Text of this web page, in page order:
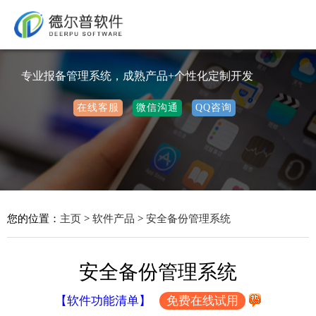
专业报备管理系统，成熟产品+个性化定制开发
在线客服 微信沟通 QQ咨询
您的位置： 主页 > 软件产品 > 安全备份管理系统
安全备份管理系统
【软件功能清单】 免费在线试用